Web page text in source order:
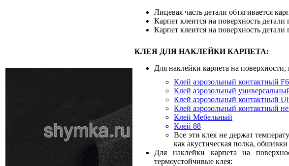
Лицевая часть детали обтягивается
Карпет клеится на поверхность
Карпет клеится на поверхность
КЛЕЯ ДЛЯ НАКЛЕЙКИ КАРПЕТА:
Для наклейки карпета на
Клей аэрозольный контактный
Клей аэрозольный
Клей аэрозольный контактный
Клей аэрозольный контактный
Клей Мебельный
Клей 88
Все эти клея не держат
как акустическая полка,
Для наклейки карпета на
термоустойчивые клея: